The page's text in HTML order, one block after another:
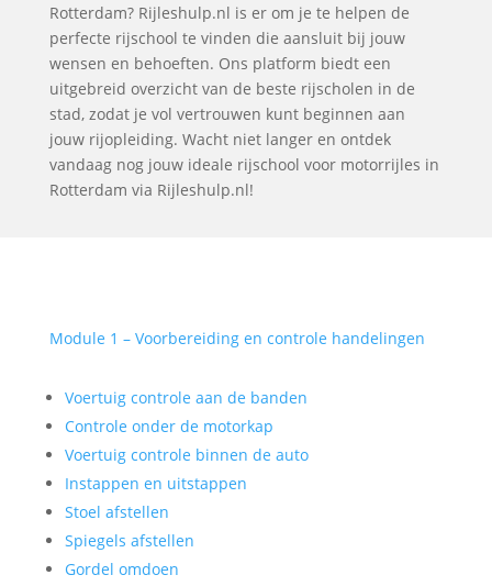
Rotterdam? Rijleshulp.nl is er om je te helpen de
perfecte rijschool te vinden die aansluit bij jouw
wensen en behoeften. Ons platform biedt een
uitgebreid overzicht van de beste rijscholen in de
stad, zodat je vol vertrouwen kunt beginnen aan
jouw rijopleiding. Wacht niet langer en ontdek
vandaag nog jouw ideale rijschool voor motorrijles in
Rotterdam via Rijleshulp.nl!
Module 1 – Voorbereiding en controle handelingen
Voertuig controle aan de banden
Controle onder de motorkap
Voertuig controle binnen de auto
Instappen en uitstappen
Stoel afstellen
Spiegels afstellen
Gordel omdoen